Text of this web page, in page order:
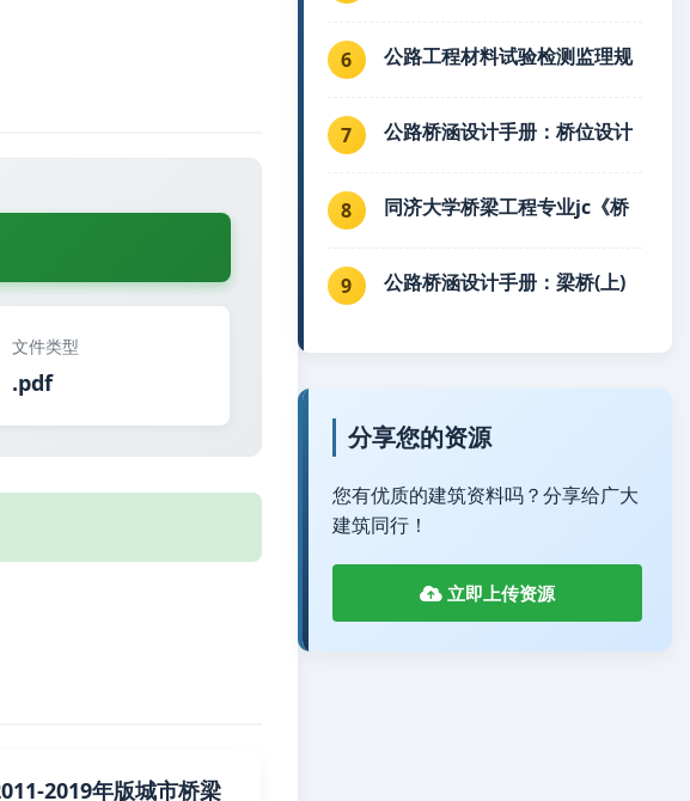
文件类型
.pdf
2019年版城市桥梁
6 公路工程材料试验检测监理规
7 公路桥涵设计手册：桥位设计
8 同济大学桥梁工程专业jc《桥
9 公路桥涵设计手册：梁桥(上)
分享您的资源
您有优质的建筑资料吗？分享给广大
建筑同行！
立即上传资源